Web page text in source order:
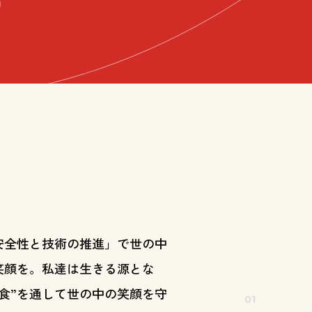
全性と技術の推進」で世の中
顔を。私達は生きる源とな
”を通して世の中の笑顔を守
01